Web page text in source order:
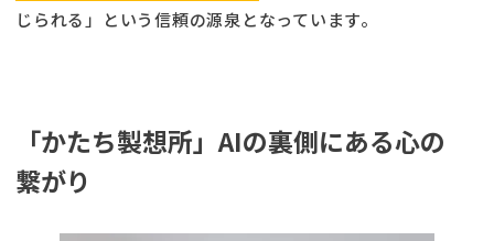
じられる」という信頼の源泉となっています。
「かたち製想所」AIの裏側にある心の
繋がり